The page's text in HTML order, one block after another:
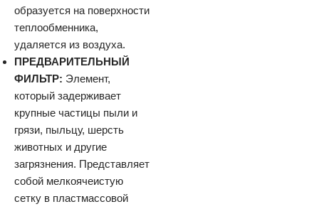
образуется на поверхности
теплообменника,
удаляется из воздуха.
ПРЕДВАРИТЕЛЬНЫЙ
ФИЛЬТР: Элемент,
который задерживает
крупные частицы пыли и
грязи, пыльцу, шерсть
животных и другие
загрязнения. Представляет
собой мелкоячеистую
сетку в пластмассовой